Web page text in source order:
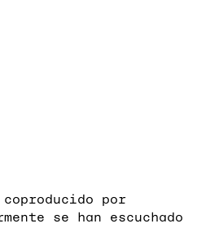
por
se han escuchado